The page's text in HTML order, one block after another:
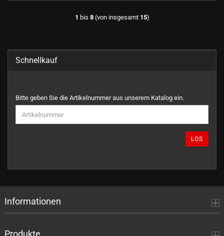
1 bis 8(von insgesamt 15)
Schnellkauf
BITTE
GEBEN
SIE
DIE
EIN.
Bitte geben Sie die Artikelnummer aus unserem Katalog ein.
LOS
Informationen
Produkte